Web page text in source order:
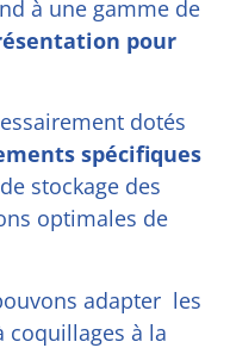
à une gamme de
pour
dotés
spécifiques
stockage des
optimales de
adapter les
coquillages à la